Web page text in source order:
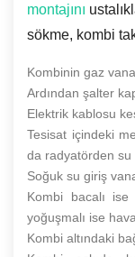
montajını
sökme, kombi
Kombinin gaz
Ardından şalter
Elektrik kablosu
Tesisat içindeki
da radyatörden su
Soğuk su giriş
Kombi bacalı ise
yoğuşmalı ise
Kombi altındaki